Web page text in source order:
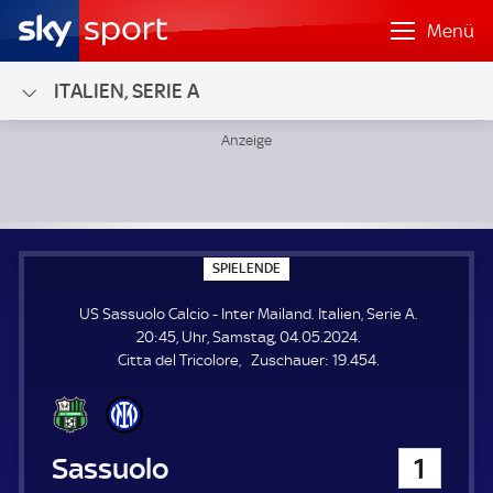
Menü
ITALIEN, SERIE A
SPIELENDE
P
E
L
E
N
US Sassuolo Calcio - Inter Mailand. Italien, Serie A.
20:45, Uhr, Samstag, 04.05.2024.
Citta del Tricolore
Zuschauer: Z
19.454.
US Sassuolo Calcio 1